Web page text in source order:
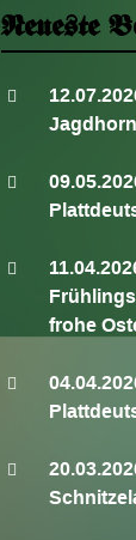
Neueste
frohe